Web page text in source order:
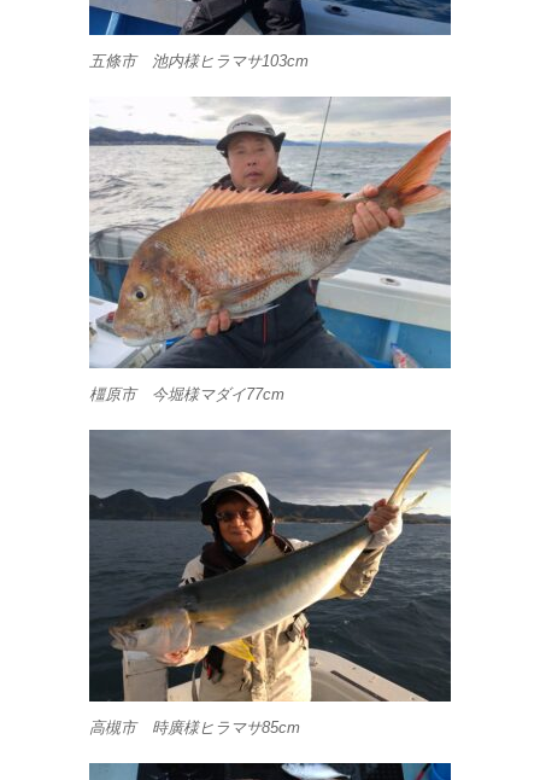
五條市 池内様ヒラマサ103cm
橿原市 今堀様マダイ77cm
高槻市 時廣様ヒラマサ85cm